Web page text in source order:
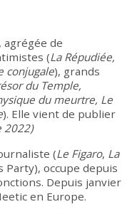
de
(La Répudiée,
conjugale), grands
du Temple,
du meurtre, Le
). Elle vient de publier
2022)
(Le Figaro, La
occupe depuis
Depuis janvier
en Europe.